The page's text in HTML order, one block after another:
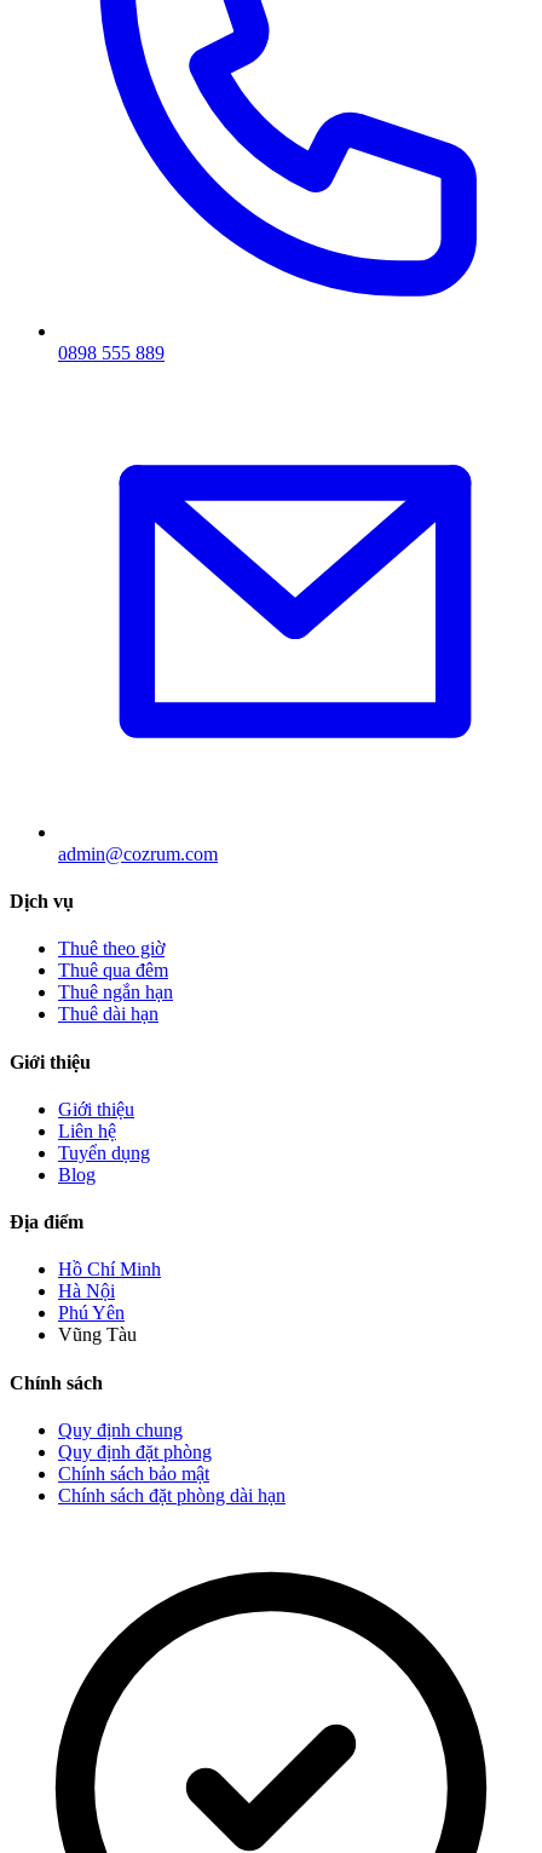
0898 555 889
admin@cozrum.com
Dịch vụ
Thuê theo giờ
Thuê qua đêm
Thuê ngắn hạn
Thuê dài hạn
Giới thiệu
Giới thiệu
Liên hệ
Tuyển dụng
Blog
Địa điểm
Hồ Chí Minh
Hà Nội
Phú Yên
Vũng Tàu
Chính sách
Quy định chung
Quy định đặt phòng
Chính sách bảo mật
Chính sách đặt phòng dài hạn